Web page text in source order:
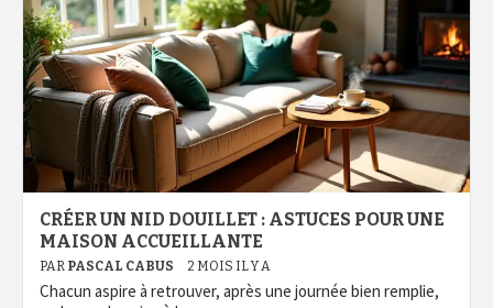
CRÉER UN NID DOUILLET : ASTUCES POUR UNE
MAISON ACCUEILLANTE
PAR PASCAL CABUS 2 MOIS IL Y A
Chacun aspire à retrouver, après une journée bien remplie,